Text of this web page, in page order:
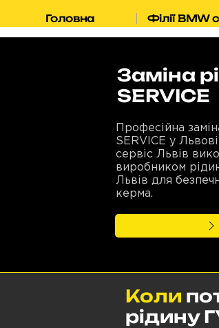
Головна Філії BMW
Заміна
SERVICE
Професійна
SERVICE у
сервіс Львів
виробником
Львів для
керма.
Коли
рідину